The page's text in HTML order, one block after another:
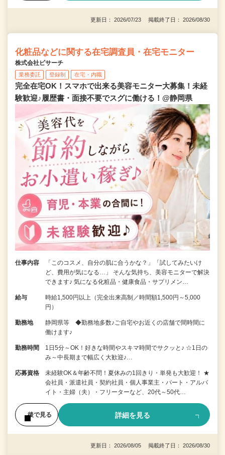
更新日： 2026/07/23 掲載終了日： 2026/08/30
化粧品などに関する在宅調査員・在宅モニター
株式会社ビサーチ
業務委託 登録制 在宅・内職
完全在宅OK！スマホで出来る美容モニター大募集！未経
験歓迎♪履歴書・面接不要でスグに働ける！@静岡県
仕事内容
「このコスメ、自分の肌に合うかな？」「試してみたいけ
ど、費用が気になる…」 そんな気持ち、美容モニターで解決
できます♪ 気になる化粧品・健康食品・サプリメン…
給与
時給1,500円以上（完全出来高制／時間額1,500円～5,000
円）
勤務地
静岡県等 ◆勤務地多数♪ご自宅やお近くの店舗で間時間に
働けます♪
勤務時間
1日5分～OK！好きな時間やスキマ時間でサクッと♪ ☆1日の
み～中長期まで幅広く大歓迎♪…
応募資格
未経験OK＆年齢不問！夏休みの1回きり・単発も大歓迎！ ★
会社員・派遣社員・契約社員・個人事業主・パート・アルバ
イト・主婦（夫）・フリーターなど、20代～50代…
後で見る 詳細を見る
更新日： 2026/08/05 掲載終了日： 2026/08/30